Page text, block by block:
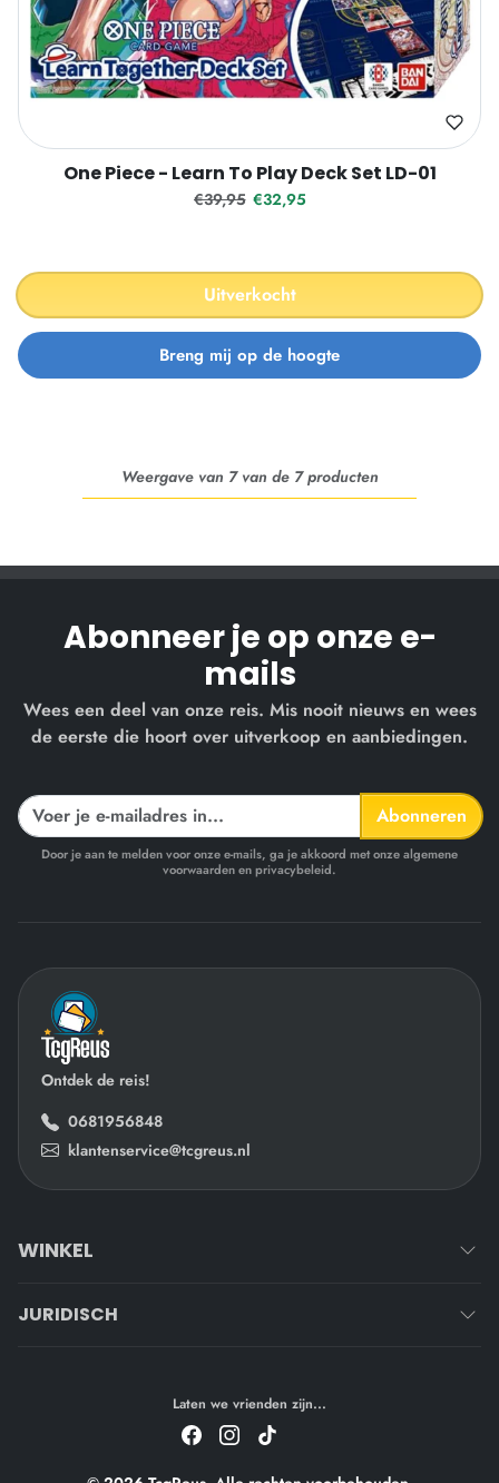
One Piece - Learn To Play Deck Set LD-01
Reguliere prijs
€39,95 Verkoopprijs
€32,95
Uitverkocht
Weergave van 7 van de 7 producten
Abonneer je op onze e-
mails
Wees een deel van onze reis. Mis nooit nieuws en wees
de eerste die hoort over uitverkoop en aanbiedingen.
Abonneren
Door je aan te melden voor onze e-mails, ga je akkoord met onze algemene
voorwaarden en privacybeleid.
Ontdek de reis!
0681956848
klantenservice@tcgreus.nl
WINKEL
JURIDISCH
Laten we vrienden zijn...